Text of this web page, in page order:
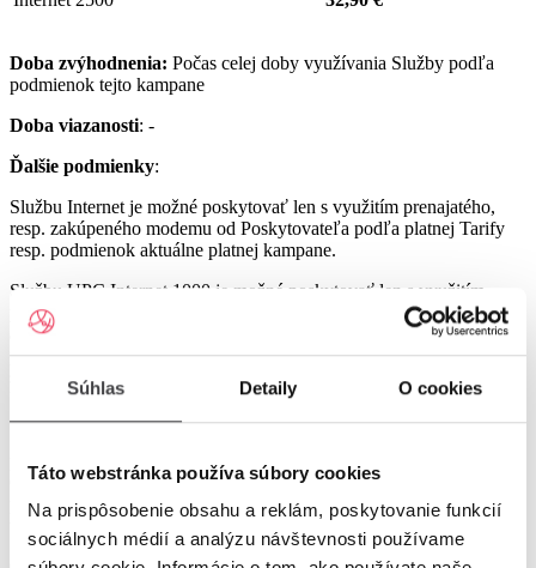
Súhlas Detaily O cookies
Táto webstránka používa súbory cookies
Na prispôsobenie obsahu a reklám, poskytovanie funkcií
sociálnych médií a analýzu návštevnosti používame
Doba zvýhodnenia: Počas celej doby využívania Služby podľa
podmienok tejto kampane
Doba viazanosti: -
Ďalšie podmienky:
Službu Internet je možné poskytovať len s využitím prenajatého,
resp. zakúpeného modemu od Poskytovateľa podľa platnej Tarify
resp. podmienok aktuálne platnej kampane.
Službu UPC Internet 1000 je možné poskytovať len s využitím
prenajatého resp. zakúpeného modemu GIGA ConnectBox
alebo GIGA Connect Box 6 (podľa dostupnosti) od Poskytovateľa
podľa platnej Tarify resp. podmienok aktuálne platnej kampane (len
s odbornou inštaláciou), a to v lokalitách špecifikovaných v Tarife
UPC Internet.
poskytovať len s využitím prenajatého resp. zakúpeného modemu
GIGA Connect Box 6 od Poskytovateľa podľa platnej Tarify resp.
podmienok aktuálne platnej kampane (len s odbornou inštaláciou), a
to v lokalitách špecifikovaných v Tarife UPC Internet.